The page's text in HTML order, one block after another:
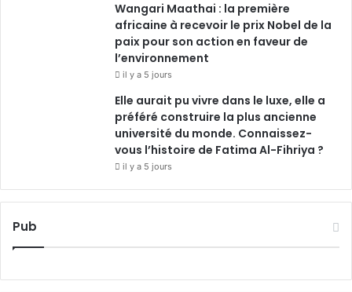
Wangari Maathai : la première
africaine à recevoir le prix Nobel de la
paix pour son action en faveur de
l’environnement
il y a 5 jours
Elle aurait pu vivre dans le luxe, elle a
préféré construire la plus ancienne
université du monde. Connaissez-
vous l’histoire de Fatima Al-Fihriya ?
il y a 5 jours
Pub